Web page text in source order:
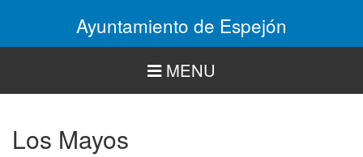
Ayuntamiento de Espejón
MENU
Los Mayos